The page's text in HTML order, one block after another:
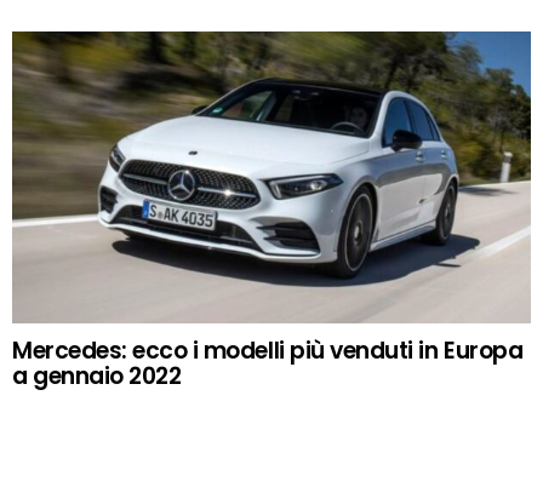
Mercedes: ecco i modelli più venduti in Europa
a gennaio 2022